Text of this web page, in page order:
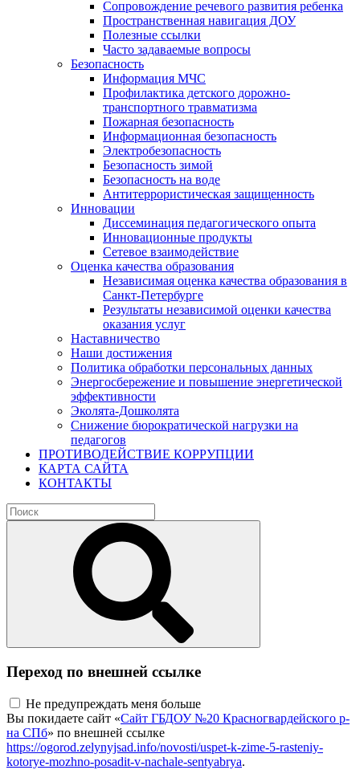
Сопровождение речевого развития ребенка
Пространственная навигация ДОУ
Полезные ссылки
Часто задаваемые вопросы
Безопасность
Информация МЧС
Профилактика детского дорожно-
транспортного травматизма
Пожарная безопасность
Информационная безопасность
Электробезопасность
Безопасность зимой
Безопасность на воде
Антитеррористическая защищенность
Инновации
Диссеминация педагогического опыта
Инновационные продукты
Сетевое взаимодействие
Оценка качества образования
Независимая оценка качества образования в
Санкт-Петербурге
Результаты независимой оценки качества
оказания услуг
Наставничество
Наши достижения
Политика обработки персональных данных
Энергосбережение и повышение энергетической
эффективности
Эколята-Дошколята
Снижение бюрократической нагрузки на
педагогов
ПРОТИВОДЕЙСТВИЕ КОРРУПЦИИ
КАРТА САЙТА
КОНТАКТЫ
Переход по внешней ссылке
Не предупреждать меня больше
Вы покидаете сайт «Сайт ГБДОУ №20 Красногвардейского р-
на СПб» по внешней ссылке
https://ogorod.zelynyjsad.info/novosti/uspet-k-zime-5-rasteniy-
kotorye-mozhno-posadit-v-nachale-sentyabrya.